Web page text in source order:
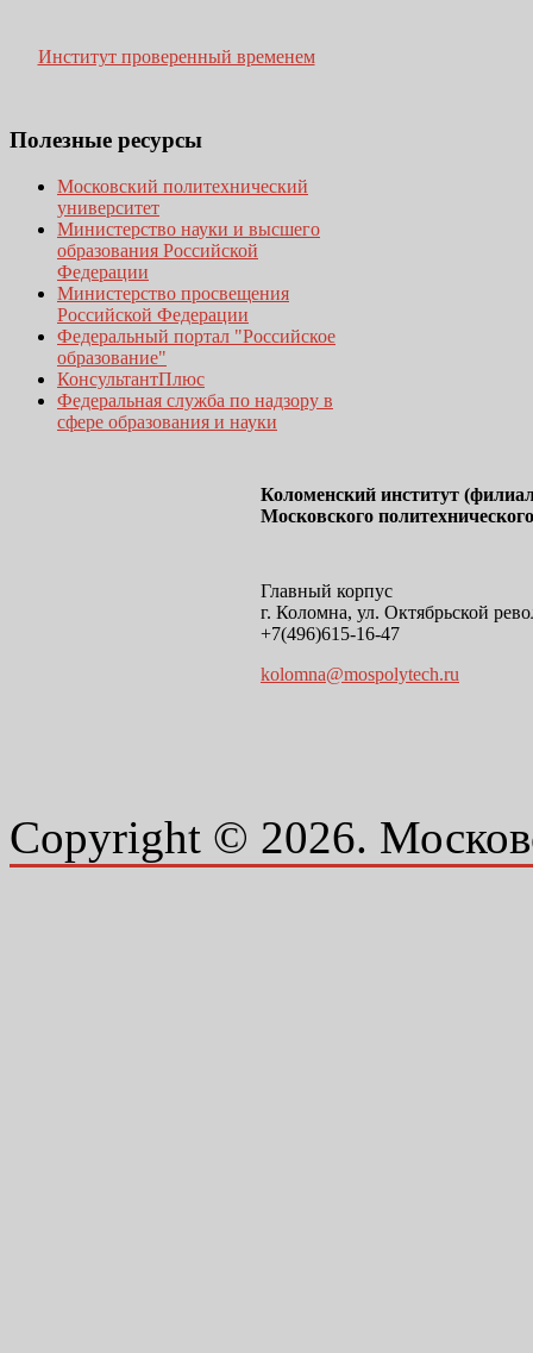
Институт проверенный временем
Полезные ресурсы
Московский политехнический
университет
Министерство науки и высшего
образования Российской
Федерации
Министерство просвещения
Российской Федерации
Федеральный портал "Российское
образование"
КонсультантПлюс
Федеральная служба по надзору в
сфере образования и науки
Коломенский институт
Московского
Главный корпус
г. Коломна, ул. Октябрьской
+7(496)615-16-47
kolomna@mospolytech.ru
Copyright © 2026.